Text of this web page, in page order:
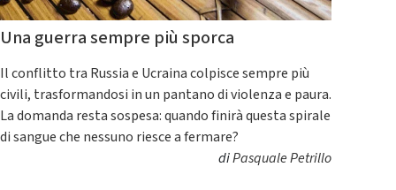
Una guerra sempre più sporca
Il conflitto tra Russia e Ucraina colpisce sempre più
civili, trasformandosi in un pantano di violenza e paura.
La domanda resta sospesa: quando finirà questa spirale
di sangue che nessuno riesce a fermare?
diPasquale Petrillo